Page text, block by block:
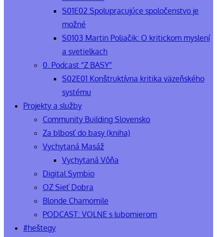
S01E02 Spolupracujúce spoločenstvo je
možné
S0103 Martin Poliačik: O kritickom myslení
a svetielkach
0. Podcast “Z BASY”
S02E01 Konštruktívna kritika väzeňského
systému
Projekty a služby
Community Building Slovensko
Za blbosť do basy (kniha)
Vychytaná Masáž
Vychytaná Vôňa
Digital Symbio
OZ Sieť Dobra
Blonde Chamomile
PODCAST: VOLNE s lubomierom
#heštegy